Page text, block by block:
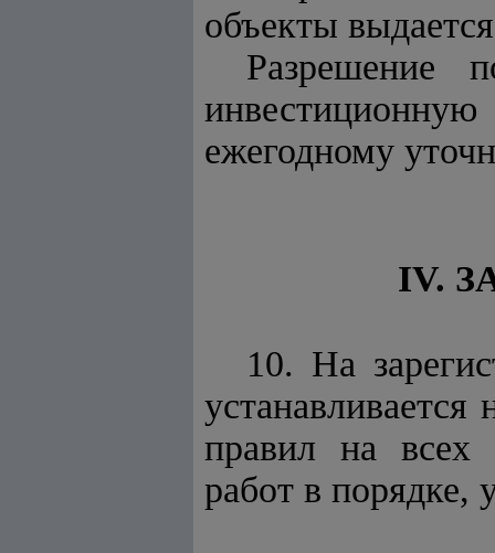
объекты
Разрешение
ежегодному
IV.
10. На
правил на всех
работ в порядке,